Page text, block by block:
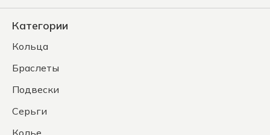
Категории
Кольца
Браслеты
Подвески
Серьги